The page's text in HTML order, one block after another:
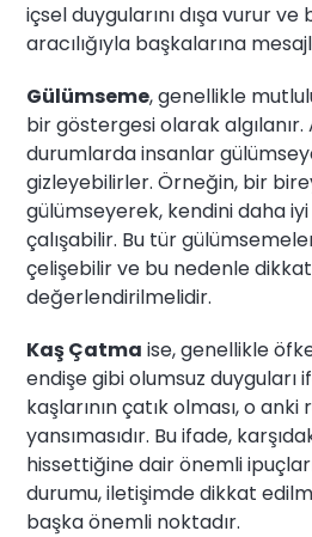
içsel duygularını dışa vurur
aracılığıyla başkalarına
Gülümseme, genellikle
bir göstergesi olarak algılanır.
durumlarda insanlar
gizleyebilirler. Örneğin, bir
gülümseyerek, kendini daha
çalışabilir. Bu tür
çelişebilir ve bu nedenle
değerlendirilmelidir.
Kaş Çatma ise, genellikle
endişe gibi olumsuz duyguları
kaşlarının çatık olması, o
yansımasıdır. Bu ifade,
hissettiğine dair önemli
durumu, iletişimde dikkat
başka önemli noktadır.